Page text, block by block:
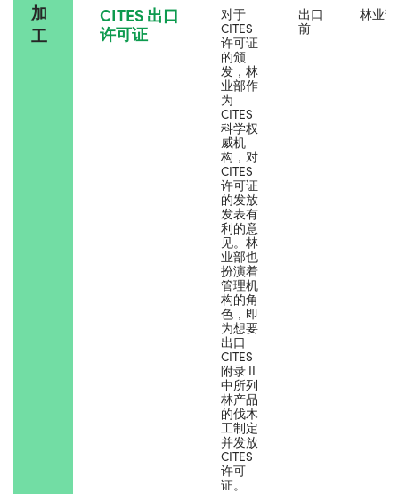
加
工
CITES 出口
许可证
对于
CITES
许可证
的颁
发，林
业部作
为
CITES
科学权
威机
构，对
CITES
许可证
的发放
发表有
利的意
见。林
业部也
扮演着
管理机
构的角
色，即
为想要
出口
CITES
附录 II
中所列
林产品
的伐木
工制定
并发放
CITES
许可
证。
出口
前
林业部